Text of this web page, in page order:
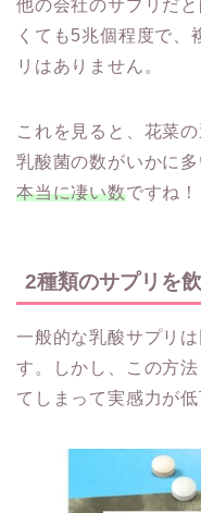
他の会社のサプリだ
くても5兆個程度で、
リはありません。
これを見ると、花菜
乳酸菌の数がいかに
本当に凄い数ですね！
2種類のサプリを
一般的な乳酸サプリ
す。しかし、この方
てしまって実感力が